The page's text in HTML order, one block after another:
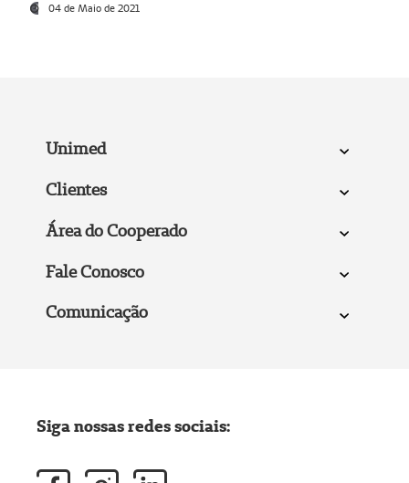
04 de Maio de 2021
Unimed
Clientes
Área do Cooperado
Fale Conosco
Comunicação
Siga nossas redes sociais: